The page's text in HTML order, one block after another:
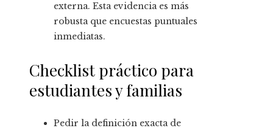
externa. Esta evidencia es más
robusta que encuestas puntuales
inmediatas.
Checklist práctico para
estudiantes y familias
Pedir la definición exacta de